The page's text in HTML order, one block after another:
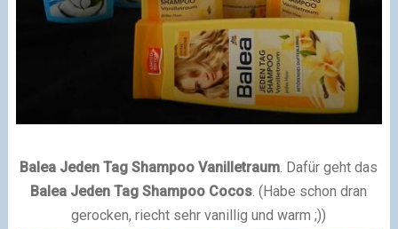
Balea Jeden Tag Shampoo Vanilletraum. Dafür geht das
Balea Jeden Tag Shampoo Cocos. (Habe schon dran
gerocken, riecht sehr vanillig und warm ;))